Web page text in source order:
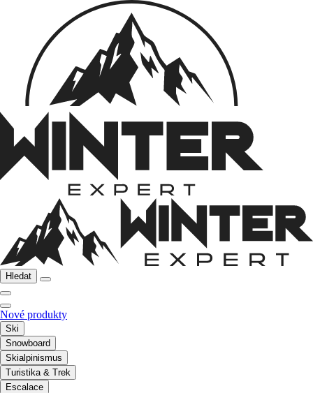
Hledat
Nové produkty
Ski
Snowboard
Skialpinismus
Turistika & Trek
Escalace